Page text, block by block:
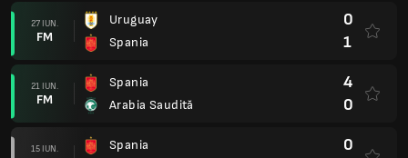
27 IUN.
FM
Uruguay
Spania
0
1
21 IUN.
FM
Spania
Arabia Saudită
4
0
15 IUN.
Spania
0